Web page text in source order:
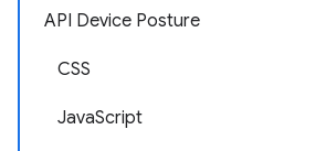
API Device Posture
CSS
JavaScript